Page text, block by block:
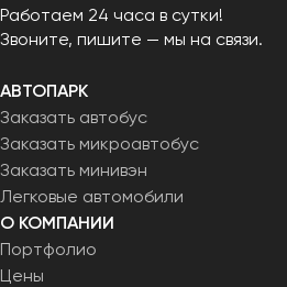
Работаем 24 часа в сутки!
Звоните, пишите — мы на связи.
АВТОПАРК
Заказать автобус
Заказать микроавтобус
Заказать минивэн
Легковые автомобили
О КОМПАНИИ
Портфолио
Цены